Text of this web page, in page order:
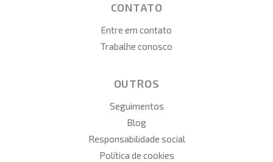
CONTATO
Entre em contato
Trabalhe conosco
OUTROS
Seguimentos
Blog
Responsabilidade social
Política de cookies